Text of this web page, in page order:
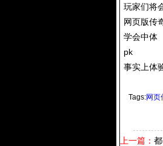
玩家们将
网页版传
学会中体
pk
事实上体
Tags:网页
上一篇：